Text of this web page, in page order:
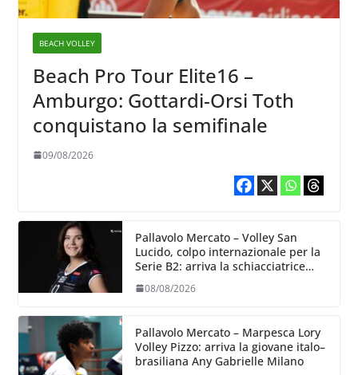
BEACH VOLLEY
Beach Pro Tour Elite16 –
Amburgo: Gottardi-Orsi Toth
conquistano la semifinale
09/08/2026
Pallavolo Mercato – Volley San
Lucido, colpo internazionale per la
Serie B2: arriva la schiacciatrice
lettone Kristine Teivane
08/08/2026
Pallavolo Mercato – Marpesca Lory
Volley Pizzo: arriva la giovane italo–
brasiliana Any Gabrielle Milano